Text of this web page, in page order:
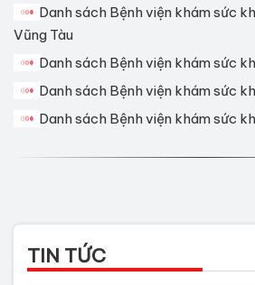
Danh sách Bệnh viện khám sức
Vũng Tàu
Danh sách Bệnh viện khám sức
Danh sách Bệnh viện khám sức
Danh sách Bệnh viện khám sức
TIN TỨC